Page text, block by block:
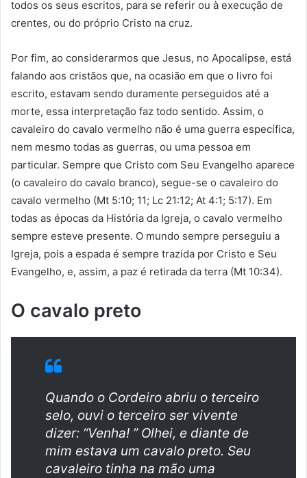
todos os seus escritos, para se referir ou à execução de
crentes, ou do próprio Cristo na cruz.
Por fim, ao considerarmos que Jesus, no Apocalipse, está
falando aos cristãos que, na ocasião em que o livro foi
escrito, estavam sendo duramente perseguidos até a
morte, essa interpretação faz todo sentido. Assim, o
cavaleiro do cavalo vermelho não é uma guerra específica,
nem mesmo todas as guerras, ou uma pessoa em
particular. Sempre que Cristo com Seu Evangelho aparece
(o cavaleiro do cavalo branco), segue-se o cavaleiro do
cavalo vermelho (Mt 5:10; 11; Lc 21:12; At 4:1; 5:17). Em
todas as épocas da História da Igreja, o cavalo vermelho
sempre esteve presente. O mundo sempre perseguiu a
Igreja, pois a espada é sempre trazida por Cristo e Seu
Evangelho, e, assim, a paz é retirada da terra (Mt 10:34).
O cavalo preto
Quando o Cordeiro abriu o terceiro
selo, ouvi o terceiro ser vivente
dizer: “Venha! ” Olhei, e diante de
mim estava um cavalo preto. Seu
cavaleiro tinha na mão uma